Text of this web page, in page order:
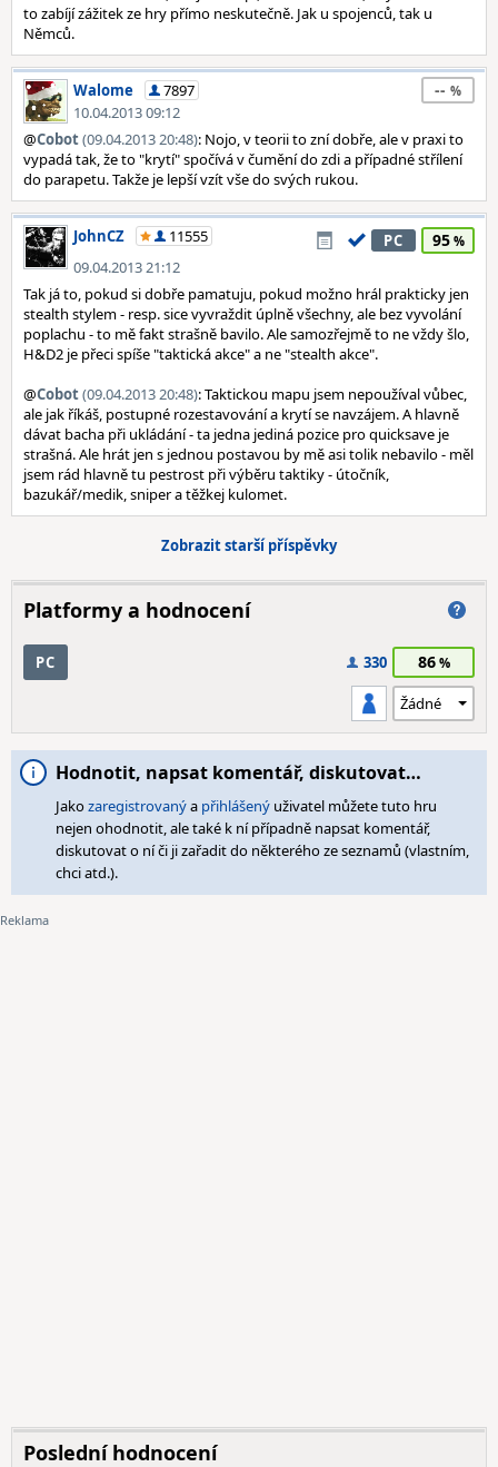
to zabíjí zážitek ze hry přímo neskutečně. Jak u spojenců, tak u
Němců.
Walome
7897
10.04.2013 09:12
--
@Cobot(09.04.2013 20:48): Nojo, v teorii to zní dobře, ale v praxi to
vypadá tak, že to "krytí" spočívá v čumění do zdi a případné střílení
do parapetu. Takže je lepší vzít vše do svých rukou.
JohnCZ
11555
09.04.2013 21:12
PC 95
Tak já to, pokud si dobře pamatuju, pokud možno hrál prakticky jen
stealth stylem - resp. sice vyvraždit úplně všechny, ale bez vyvolání
poplachu - to mě fakt strašně bavilo. Ale samozřejmě to ne vždy šlo,
H&D2 je přeci spíše "taktická akce" a ne "stealth akce".
@Cobot(09.04.2013 20:48): Taktickou mapu jsem nepoužíval vůbec,
ale jak říkáš, postupné rozestavování a krytí se navzájem. A hlavně
dávat bacha při ukládání - ta jedna jediná pozice pro quicksave je
strašná. Ale hrát jen s jednou postavou by mě asi tolik nebavilo - měl
jsem rád hlavně tu pestrost při výběru taktiky - útočník,
bazukář/medik, sniper a těžkej kulomet.
Zobrazit starší příspěvky
Platformy a hodnocení
PC 330 86
Hodnotit, napsat komentář, diskutovat…
Jakozaregistrovanýa přihlášený uživatel můžete tuto hru
nejen ohodnotit, ale také k ní případně napsat komentář,
diskutovat o ní či ji zařadit do některého ze seznamů (vlastním,
chci atd.).
Poslední hodnocení